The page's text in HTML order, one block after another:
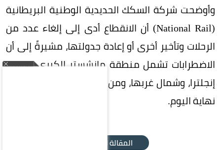
وأوضحت شركة السكك الحديدية الوطنية البريطانية
(National Rail) أن الانقطاع أدى إلى إلغاء عدد من
الرحلات وتأخير أخرى أو إعادة جدولتها، مشيرةً إلى أن
الاضطرابات تشمل منطقة مانشستر الكبرى، ووسط
إنجلترا، وشمال غربها، ومن المتوقع استمرارها حتى
نهاية اليوم.
المقالة التالية